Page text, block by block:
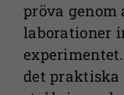
pröva genom
laborationer
det praktiska